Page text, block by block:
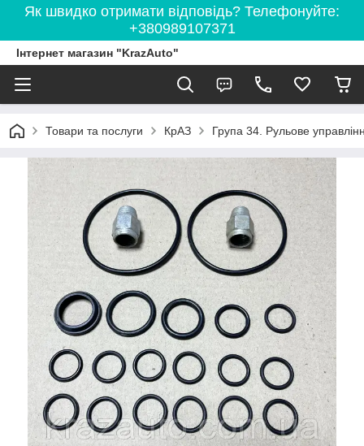
Як швидко отримати відповідь? Телефонуйте:
+380989107371
Інтернет магазин "KrazAuto"
Товари та послуги КрАЗ Група 34. Рульове